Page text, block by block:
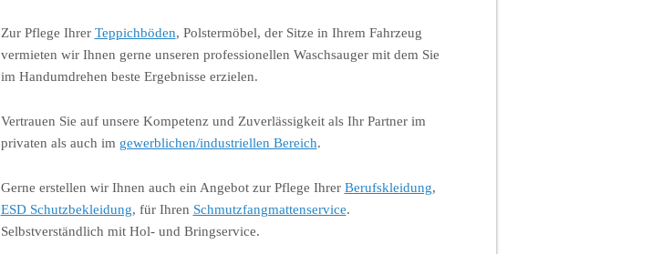
Zur Pflege Ihrer Teppichböden, Polstermöbel, der Sitze in Ihrem Fahrzeug
vermieten wir Ihnen gerne unseren professionellen Waschsauger mit dem Sie
im Handumdrehen beste Ergebnisse erzielen.
Vertrauen Sie auf unsere Kompetenz und Zuverlässigkeit als Ihr Partner im
privaten als auch im gewerblichen/industriellen Bereich.
Gerne erstellen wir Ihnen auch ein Angebot zur Pflege Ihrer Berufskleidung,
ESD Schutzbekleidung, für Ihren Schmutzfangmattenservice.
Selbstverständlich mit Hol- und Bringservice.